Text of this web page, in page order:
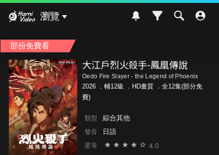
瀏覽
部份免費看
大江戶烈火殺手-鳳凰傳說
Oedo Fire Slayer - the Legend of Phoenix
2026 ． 輔12級
．HD畫質 ．全12集(部分免
費)
類型 綜合其他
發音 日語
星等 4.0